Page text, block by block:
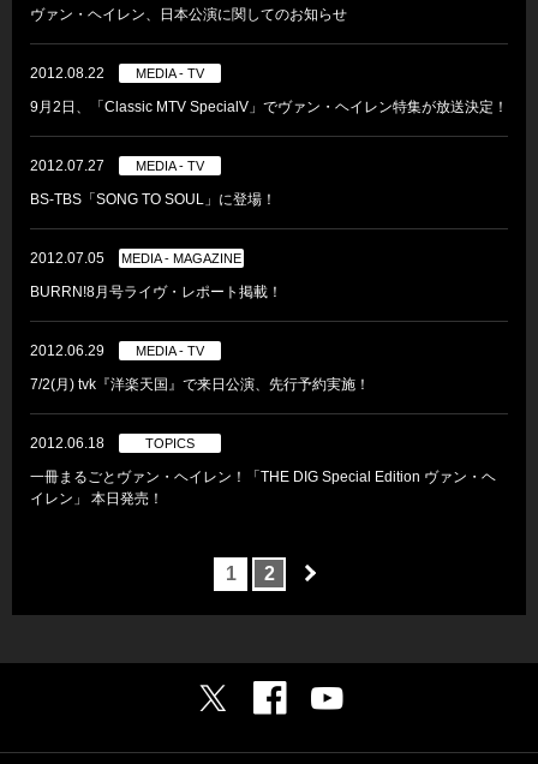
ヴァン・ヘイレン、日本公演に関してのお知らせ
2012.08.22 MEDIA - TV
9月2日、「Classic MTV SpecialV」でヴァン・ヘイレン特集が放送決定！
2012.07.27 MEDIA - TV
BS-TBS「SONG TO SOUL」に登場！
2012.07.05 MEDIA - MAGAZINE
BURRN!8月号ライヴ・レポート掲載！
2012.06.29 MEDIA - TV
7/2(月) tvk『洋楽天国』で来日公演、先行予約実施！
2012.06.18 TOPICS
一冊まるごとヴァン・ヘイレン！「THE DIG Special Edition ヴァン・ヘ
イレン」 本日発売！
1 2